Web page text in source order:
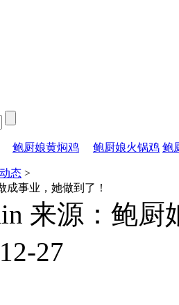
鲍厨娘黄焖鸡 鲍厨娘火锅鸡 鲍
态 >
成事业，她做到了！
来源：鲍厨
27